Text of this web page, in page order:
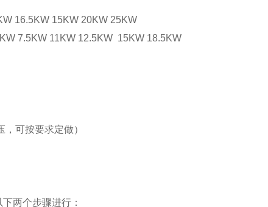
16.5KW 15KW 20KW 25KW
7.5KW 11KW 12.5KW 15KW 18.5KW
可按要求定做）
以下两个步骤进行：